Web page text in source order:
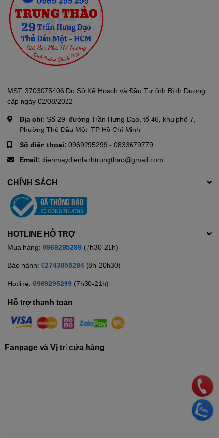
Chống trầy xước và chịu nhiệt, mỗi chiếc kệ bằng kính cường lực
có thể chịu tải trọng đến 100kg
*Khả năng chịu tải của kính cường lực. Hình ảnh chỉ mang tính
chất minh họa.
MST: 3703075406 Do Sở Kế Hoạch và Đầu Tư tỉnh Bình Dương
cấp ngày 02/08/2022
Địa chỉ: Số 29, đường Trần Hưng Đạo, tổ 46, khu phố 7,
Phường Thủ Dầu Một, TP Hồ Chí Minh
Số điện thoại: 0969295299 - 0833679779
Email: dienmaydienlanhtrungthao@gmail.com
CHÍNH SÁCH
HOTLINE HỖ TRỢ
Mua hàng: 0969295299 (7h30-21h)
Bảo hành: 02743858284 (8h-20h30)
Hotline: 0969295299 (7h30-21h)
Hỗ trợ thanh toán
Fanpage và Vị trí cửa hàng